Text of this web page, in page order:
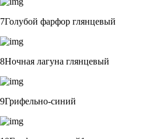
7Голубой фарфор глянцевый
8Ночная лагуна глянцевый
9Грифельно-синий